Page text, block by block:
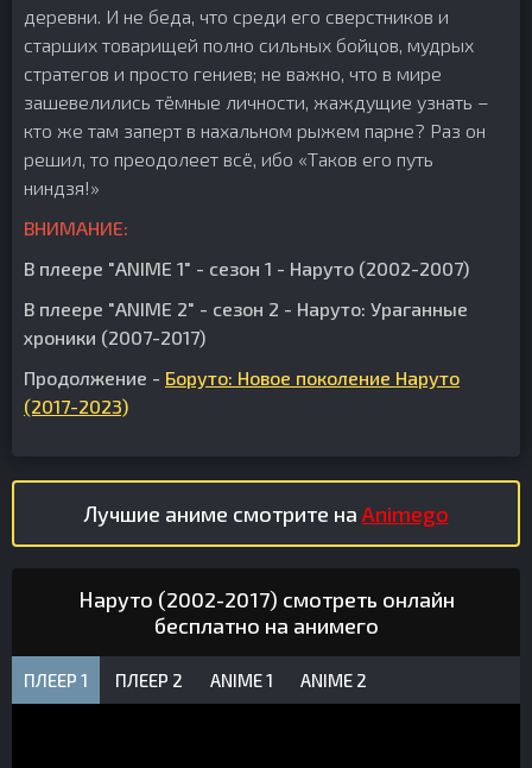
деревни. И не беда, что среди его сверстников и
старших товарищей полно сильных бойцов, мудрых
стратегов и просто гениев; не важно, что в мире
зашевелились тёмные личности, жаждущие узнать –
кто же там заперт в нахальном рыжем парне? Раз он
решил, то преодолеет всё, ибо «Таков его путь
ниндзя!»
ВНИМАНИЕ:
В плеере "ANIME 1" - сезон 1 - Наруто (2002-2007)
В плеере "ANIME 2" - сезон 2 - Наруто: Ураганные
хроники (2007-2017)
Продолжение - Боруто: Новое поколение Наруто
(2017-2023)
Лучшие аниме смотрите на Animego
Наруто (2002-2017) смотреть онлайн
бесплатно на анимего
ПЛЕЕР 1 ПЛЕЕР 2 ANIME 1 ANIME 2